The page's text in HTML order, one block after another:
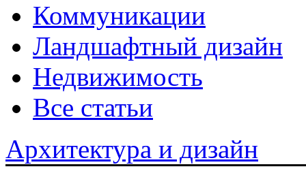
Коммуникации
Ландшафтный дизайн
Недвижимость
Все статьи
Архитектура и дизайн